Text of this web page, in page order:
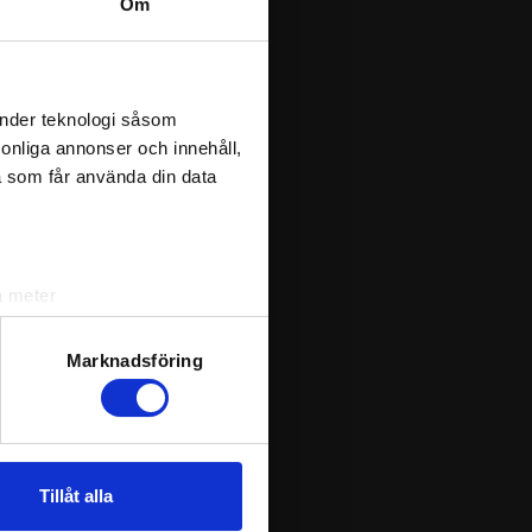
Om
teknologi såsom
annonser och innehåll,
får använda din data
meter
. Du kan ändra
funktioner för
information från din enhet
kombinera informationen
tjänster.
Marknadsföring
Tillåt alla
0
0 0
0
0
0
0